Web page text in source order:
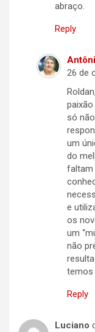
abraço.
Reply
26 de
só
um
do
faltam
e
os
um
não
temos
Reply
Luciano